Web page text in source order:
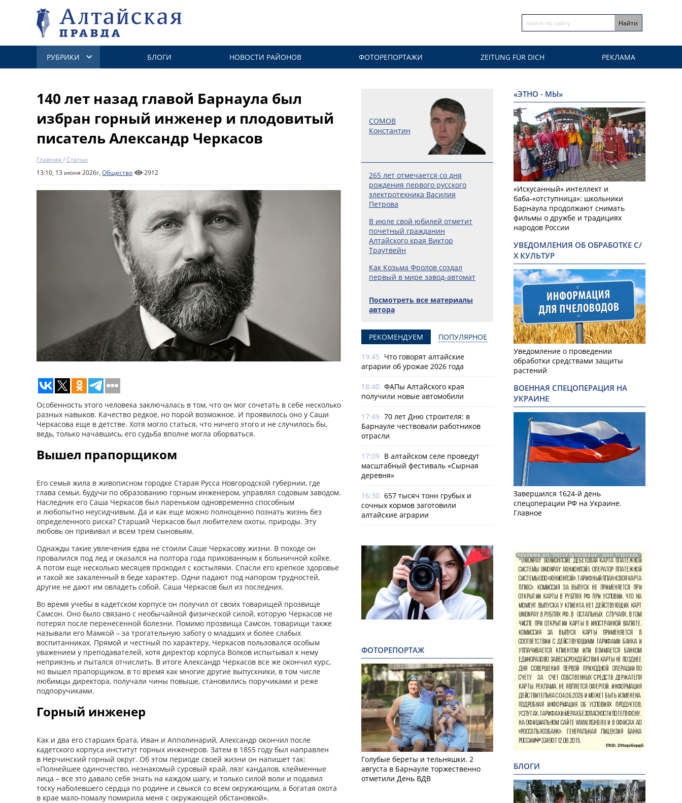
РУБРИКИ БЛОГИ НОВОСТИ РАЙОНОВ ФОТОРЕПОРТАЖИ ZEITUNG FÜR DICH РЕКЛАМА
140 лет назад главой Барнаула был
избран горный инженер и плодовитый
писатель Александр Черкасов
Главная /Статьи
13:10, 13 июня 2026г, Общество 2912
Особенность этого человека заключалась в том, что он мог сочетать в себе несколько
разных навыков. Качество редкое, но порой возможное. И проявилось оно у Саши
Черкасова еще в детстве. Хотя могло статься, что ничего этого и не случилось бы,
ведь, только начавшись, его судьба вполне могла оборваться.
Вышел прапорщиком
Его семья жила в живописном городке Старая Русса Новгородской губернии, где
глава семьи, будучи по образованию горным инженером, управлял содовым заводом.
Наследник его Саша Черкасов был пареньком одновременно способным
и любопытно неусидчивым. Да и как еще можно полноценно познать жизнь без
определенного риска? Старший Черкасов был любителем охоты, природы. Эту
любовь он прививал и всем трем сыновьям.
Однажды такие увлечения едва не стоили Саше Черкасову жизни. В походе он
провалился под лед и оказался на полтора года прикованным к больничной койке.
А потом еще несколько месяцев проходил с костылями. Спасли его крепкое здоровье
и такой же закаленный в беде характер. Одни падают под напором трудностей,
другие не дают им овладеть собой. Саша Черкасов был из последних.
Во время учебы в кадетском корпусе он получил от своих товарищей прозвище
Самсон. Оно было связано с необычайной физической силой, которую Черкасов не
потерял после перенесенной болезни. Помимо прозвища Самсон, товарищи также
называли его Мамкой – за трогательную заботу о младших и более слабых
воспитанниках. Прямой и честный по характеру, Черкасов пользовался особым
уважением у преподавателей, хотя директор корпуса Волков испытывал к нему
неприязнь и пытался отчислить. В итоге Александр Черкасов все же окончил курс,
но вышел прапорщиком, в то время как многие другие выпускники, в том числе
любимцы директора, получали чины повыше, становились поручиками и реже
подпоручиками.
Горный инженер
Как и два его старших брата, Иван и Апполинарий, Александр окончил после
кадетского корпуса институт горных инженеров. Затем в 1855 году был направлен
в Нерчинский горный округ. Об этом периоде своей жизни он напишет так:
«Полнейшее одиночество, незнакомый суровый край, лязг кандалов, клейменные
лица – все это давало себя знать на каждом шагу, и только силой воли и подавил
тоску наболевшего сердца по родине и свыкся со всем окружающим, а богатая охота
в крае мало-помалу помирила меня с окружающей обстановкой».
СОМОВ
Константин
265 лет отмечается со дня
рождения первого русского
электротехника Василия
Петрова
В июле свой юбилей отметит
почетный гражданин
Алтайского края Виктор
Траутвейн
Как Козьма Фролов создал
первый в мире завод-автомат
Посмотреть все материалы
автора
РЕКОМЕНДУЕМ ПОПУЛЯРНОЕ
19:45 Что говорят алтайские
аграрии об урожае 2026 года
18:40 ФАПы Алтайского края
получили новые автомобили
17:49 70 лет Дню строителя: в
Барнауле чествовали работников
отрасли
17:09 В алтайском селе проведут
масштабный фестиваль «Сырная
деревня»
16:30 657 тысяч тонн грубых и
сочных кормов заготовили
алтайские аграрии
ФОТОРЕПОРТАЖ
Голубые береты и тельняшки. 2
августа в Барнауле торжественно
отметили День ВДВ
«ЭТНО - МЫ»
«Искусанный» интеллект и
баба-«отступница»: школьники
Барнаула продолжают снимать
фильмы о дружбе и традициях
народов России
УВЕДОМЛЕНИЯ ОБ ОБРАБОТКЕ С/
Х КУЛЬТУР
Уведомление о проведении
обработки средствами защиты
растений
ВОЕННАЯ СПЕЦОПЕРАЦИЯ НА
УКРАИНЕ
Завершился 1624-й день
спецоперации РФ на Украине.
Главное
РЕКЛАМА АО "РОССЕЛЬХОЗБАНК". ИНН 772511448.
БЛОГИ